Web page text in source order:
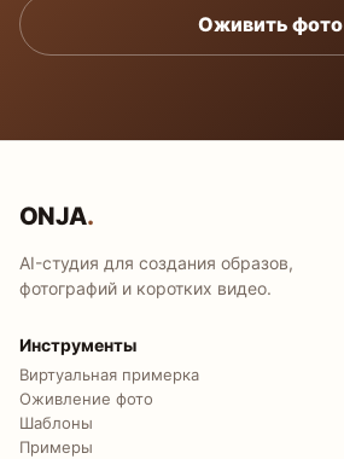
Оживить фото
ONJA.
AI-студия для создания образов,
фотографий и коротких видео.
Инструменты
Виртуальная примерка
Оживление фото
Шаблоны
Примеры